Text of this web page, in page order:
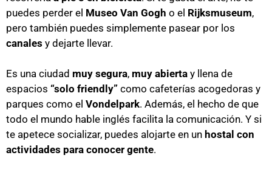
puedes perder el Museo Van Gogh o el Rijksmuseum,
pero también puedes simplemente pasear por los
canales y dejarte llevar.
Es una ciudad muy segura, muy abierta y llena de
espacios “solo friendly” como cafeterías acogedoras y
parques como el Vondelpark. Además, el hecho de que
todo el mundo hable inglés facilita la comunicación. Y si
te apetece socializar, puedes alojarte en un hostal con
actividades para conocer gente.